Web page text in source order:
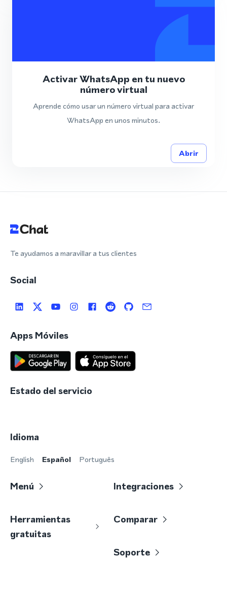
Activar WhatsApp en tu nuevo
número virtual
Aprende cómo usar un número virtual para activar
WhatsApp en unos minutos.
Abrir
Te ayudamos a maravillar a tus clientes
Social
Apps Móviles
Estado del servicio
Idioma
English Español Português
Menú Integraciones
Herramientas
gratuitas
Comparar
Soporte